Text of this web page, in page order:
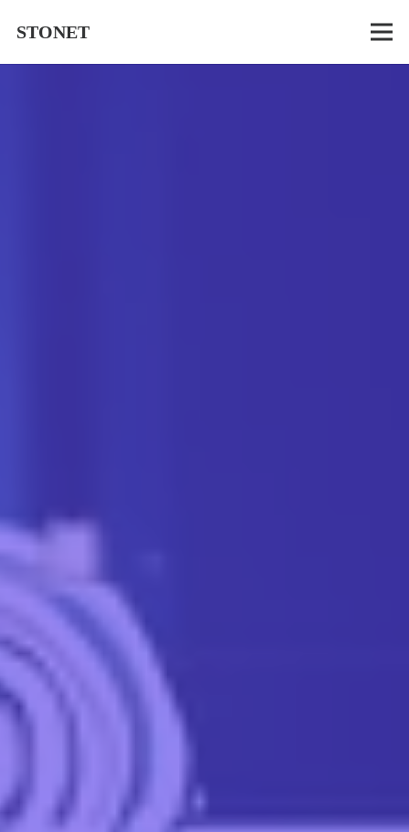
STONET